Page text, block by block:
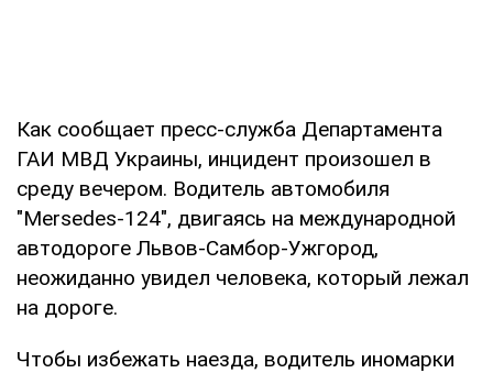
Как сообщает пресс-служба Департамента
ГАИ МВД Украины, инцидент произошел в
среду вечером. Водитель автомобиля
"Mersedes-124", двигаясь на международной
автодороге Львов-Самбор-Ужгород,
неожиданно увидел человека, который лежал
на дороге.
Чтобы избежать наезда, водитель иномарки